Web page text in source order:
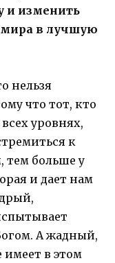
и изменить
мира в лучшую
нельзя
что тот, кто
уровнях,
к
тем больше у
и дает нам
А жадный,
в этом